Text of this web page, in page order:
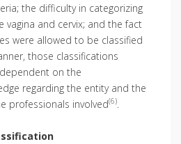
the difficulty in categorizing
vagina and cervix; and the fact
were allowed to be classified
those classifications
on the
regarding the entity and the
professionals involved(6)